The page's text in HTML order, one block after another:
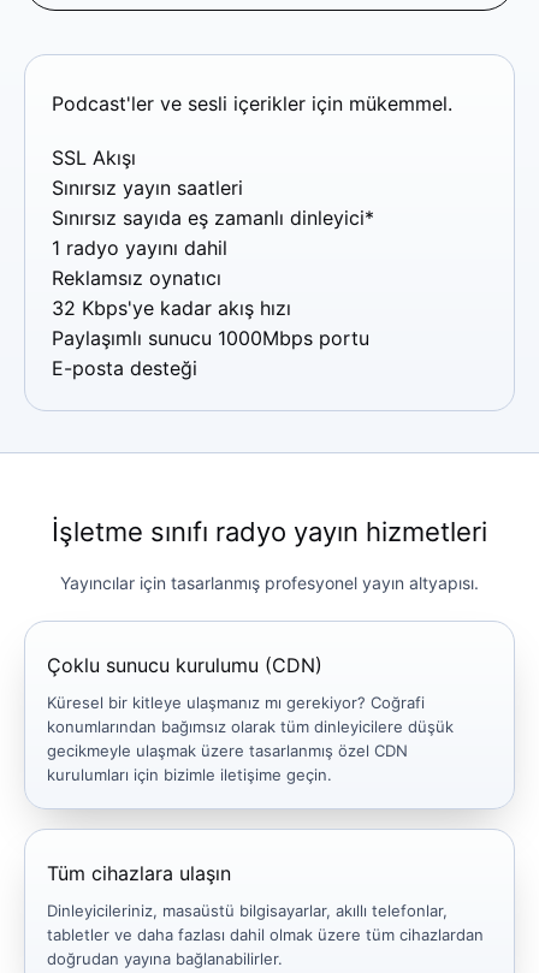
Podcast'ler ve sesli içerikler için mükemmel.
SSL Akışı
Sınırsız yayın saatleri
Sınırsız sayıda eş zamanlı dinleyici*
1 radyo yayını dahil
Reklamsız oynatıcı
32 Kbps'ye kadar akış hızı
Paylaşımlı sunucu 1000Mbps portu
E-posta desteği
İşletme sınıfı radyo yayın hizmetleri
Yayıncılar için tasarlanmış profesyonel yayın altyapısı.
Çoklu sunucu kurulumu (CDN)
Küresel bir kitleye ulaşmanız mı gerekiyor? Coğrafi
konumlarından bağımsız olarak tüm dinleyicilere düşük
gecikmeyle ulaşmak üzere tasarlanmış özel CDN
kurulumları için bizimle iletişime geçin.
Tüm cihazlara ulaşın
Dinleyicileriniz, masaüstü bilgisayarlar, akıllı telefonlar,
tabletler ve daha fazlası dahil olmak üzere tüm cihazlardan
doğrudan yayına bağlanabilirler.